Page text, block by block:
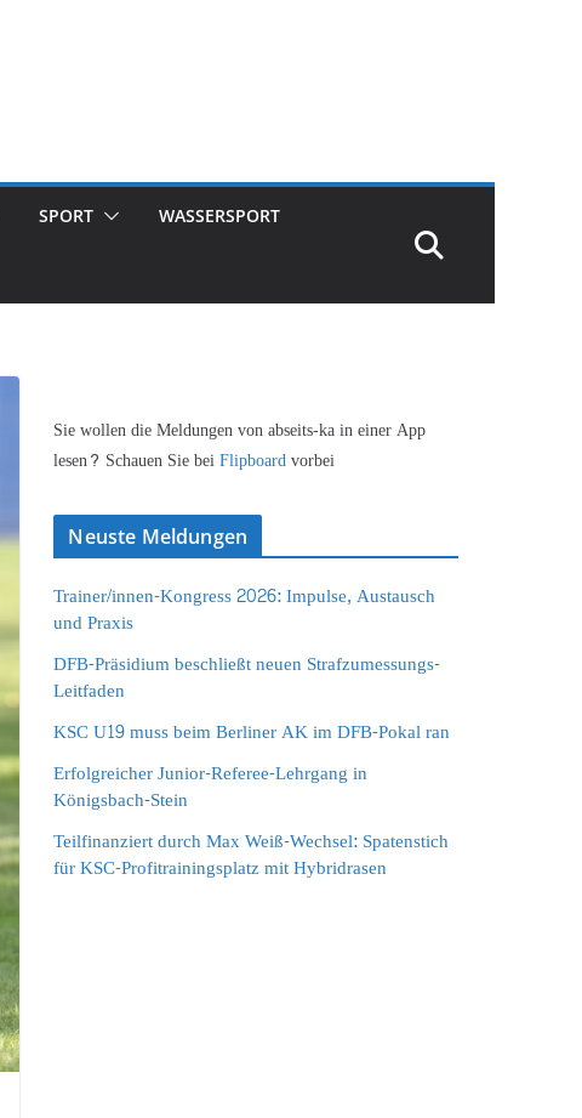
SPORT WASSERSPORT
Sie wollen die Meldungen von abseits-ka in einer App
lesen? Schauen Sie beiFlipboardvorbei
Neuste Meldungen
Trainer/innen-Kongress 2026: Impulse, Austausch
und Praxis
DFB-Präsidium beschließt neuen Strafzumessungs-
Leitfaden
KSC U19 muss beim Berliner AK im DFB-Pokal ran
Erfolgreicher Junior-Referee-Lehrgang in
Königsbach-Stein
Teilfinanziert durch Max Weiß-Wechsel: Spatenstich
für KSC-Profitrainingsplatz mit Hybridrasen